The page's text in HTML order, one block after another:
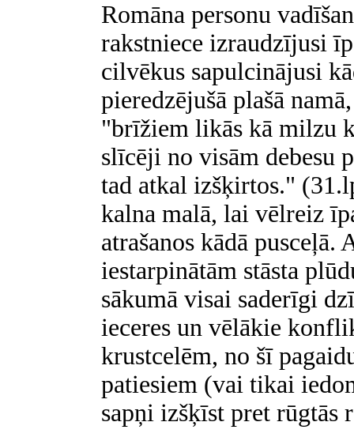
Romāna personu
rakstniece izraudzījusi
cilvēkus sapulcinājusi
pieredzējušā plašā
"brīžiem likās kā milzu
slīcēji no visām debesu
tad atkal izšķirtos."
kalna malā, lai vēlreiz
atrašanos kādā
iestarpinātām stāsta
sākumā visai saderīgi
ieceres un vēlākie
krustcelēm, no šī
patiesiem (vai tikai
sapņi izšķīst pret rūgtās